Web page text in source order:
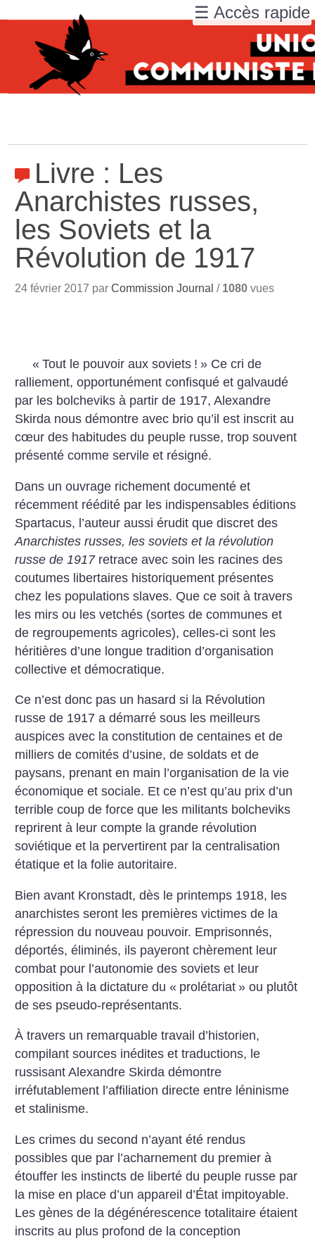
Livre : Les
Anarchistes russes,
les Soviets et la
Révolution de 1917
24 février 2017 parCommission Journal / 1080 vues
« Tout le pouvoir aux soviets ! » Ce cri de
ralliement, opportunément confisqué et galvaudé
par les bolcheviks à partir de 1917, Alexandre
Skirda nous démontre avec brio qu’il est inscrit au
cœur des habitudes du peuple russe, trop souvent
présenté comme servile et résigné.
Dans un ouvrage richement documenté et
récemment réédité par les indispensables éditions
Spartacus, l’auteur aussi érudit que discret des
Anarchistes russes, les soviets et la révolution
russe de 1917retrace avec soin les racines des
coutumes libertaires historiquement présentes
chez les populations slaves. Que ce soit à travers
les mirs ou les vetchés (sortes de communes et
de regroupements agricoles), celles-ci sont les
héritières d’une longue tradition d’organisation
collective et démocratique.
Ce n’est donc pas un hasard si la Révolution
russe de 1917 a démarré sous les meilleurs
auspices avec la constitution de centaines et de
milliers de comités d’usine, de soldats et de
paysans, prenant en main l’organisation de la vie
économique et sociale. Et ce n’est qu’au prix d’un
terrible coup de force que les militants bolcheviks
reprirent à leur compte la grande révolution
soviétique et la pervertirent par la centralisation
étatique et la folie autoritaire.
Bien avant Kronstadt, dès le printemps 1918, les
anarchistes seront les premières victimes de la
répression du nouveau pouvoir. Emprisonnés,
déportés, éliminés, ils payeront chèrement leur
combat pour l’autonomie des soviets et leur
opposition à la dictature du « prolétariat » ou plutôt
de ses pseudo-représentants.
À travers un remarquable travail d’historien,
compilant sources inédites et traductions, le
russisant Alexandre Skirda démontre
irréfutablement l’affiliation directe entre léninisme
et stalinisme.
Les crimes du second n’ayant été rendus
possibles que par l’acharnement du premier à
étouffer les instincts de liberté du peuple russe par
la mise en place d’un appareil d’État impitoyable.
Les gènes de la dégénérescence totalitaire étaient
inscrits au plus profond de la conception
☰ Accès rapide